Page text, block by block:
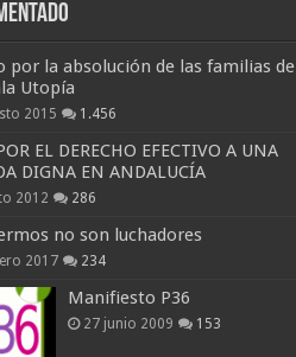
por la absolución de las familias de
Utopía
2015 1.456
EL DERECHO EFECTIVO A UNA
DIGNA EN ANDALUCÍA
2012 286
no son luchadores
2017 234
Manifiesto P36
27 junio 2009 153